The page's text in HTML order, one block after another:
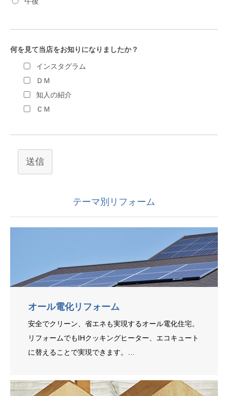
何を見て当店をお知りになりましたか？
インスタグラム
ＤＭ
知人の紹介
ＣＭ
送信
テーマ別リフォーム
オール電化リフォーム
安全でクリーン、省エネも実現するオール電化住宅。
リフォームでもIHクッキングヒーター、エコキュート
に替えることで実現できます。…